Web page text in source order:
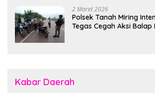
2 Maret 2026
Polsek Tanah Miring
Tegas Cegah Aksi Balap
Kabar Daerah